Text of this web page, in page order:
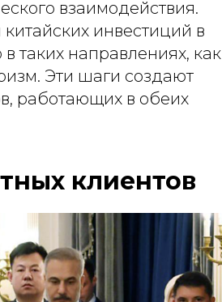
взаимодействия.
инвестиций в
таких направлениях, как
Эти шаги создают
работающих в обеих
клиентов